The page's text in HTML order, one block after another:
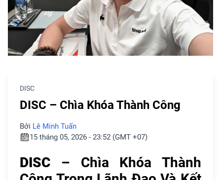
DISC
DISC – Chìa Khóa Thành Công
Bởi Lê Minh Tuấn
15 tháng 05, 2026 - 23:52 (GMT +07)
DISC – Chìa Khóa Thành